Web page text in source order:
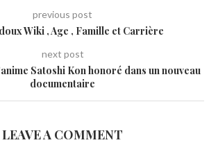
previous post
Wiki , Age , Famille et Carrière
next post
Satoshi Kon honoré dans un nouveau
documentaire
LEAVE A COMMENT